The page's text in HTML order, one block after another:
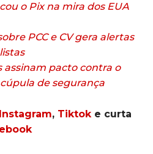
o Pix na mira dos EUA
PCC e CV gera alertas
assinam pacto contra o
de segurança
Instagram, Tiktoke curta